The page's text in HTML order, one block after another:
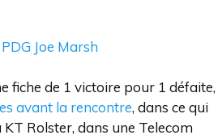
Joe Marsh
fiche de 1 victoire pour 1 défaite,
avant la rencontre, dans ce qui
Rolster, dans une Telecom